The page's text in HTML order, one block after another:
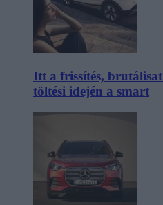
Itt a frissítés,
töltési idején a smart